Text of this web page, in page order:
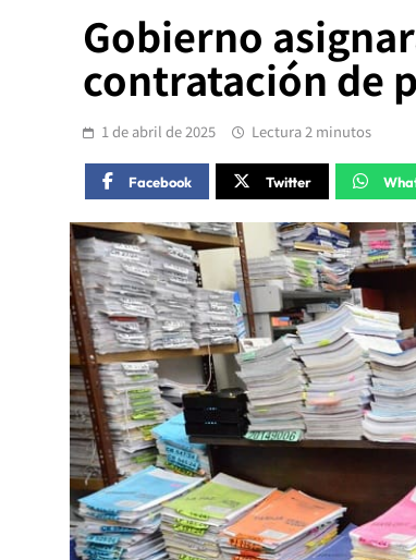
Gobierno
contratación de
1 de abril de 2025 Lectura 2 minutos
Facebook Twitter